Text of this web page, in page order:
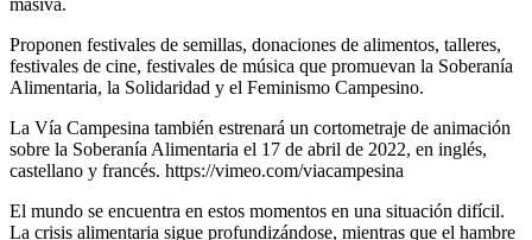
masiva.
Proponen festivales de semillas, donaciones de alimentos, talleres,
festivales de cine, festivales de música que promuevan la Soberanía
Alimentaria, la Solidaridad y el Feminismo Campesino.
La Vía Campesina también estrenará un cortometraje de animación
sobre la Soberanía Alimentaria el 17 de abril de 2022, en inglés,
castellano y francés. https://vimeo.com/viacampesina
El mundo se encuentra en estos momentos en una situación difícil.
La crisis alimentaria sigue profundizándose, mientras que el hambre